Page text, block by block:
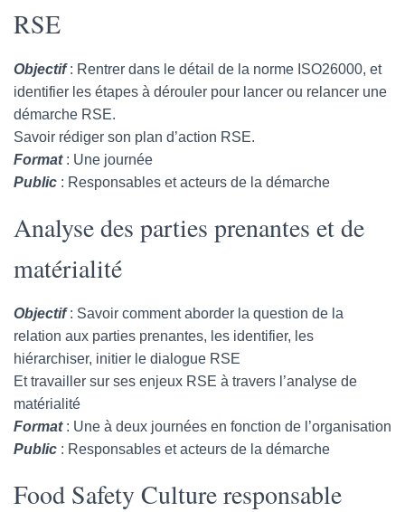
RSE
Objectif: Rentrer dans le détail de la norme ISO26000, et
identifier les étapes à dérouler pour lancer ou relancer une
démarche RSE.
Savoir rédiger son plan d’action RSE.
Format : Une journée
Public : Responsables et acteurs de la démarche
Analyse des parties prenantes et de
matérialité
Objectif: Savoir comment aborder la question de la
relation aux parties prenantes, les identifier, les
hiérarchiser, initier le dialogue RSE
Et travailler sur ses enjeux RSE à travers l’analyse de
matérialité
Format : Une à deux journées en fonction de l’organisation
Public : Responsables et acteurs de la démarche
Food Safety Culture responsable